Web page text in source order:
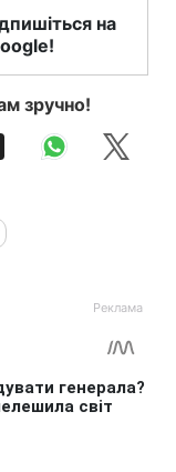
на
зручно!